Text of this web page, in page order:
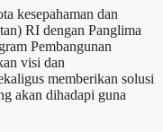
kesepahaman dan
RI dengan Panglima
Pembangunan
visi dan
memberikan solusi
akan dihadapi guna